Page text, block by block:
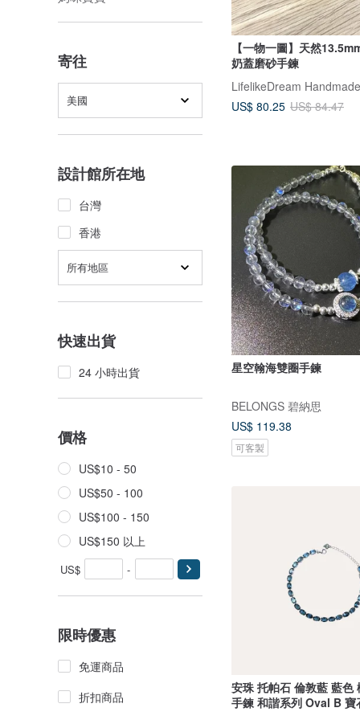
寄往
美國
設計館所在地
台灣
香港
所有地區
快速出貨
24 小時出貨
價格
US$10 - 50
US$50 - 100
US$100 - 150
US$150 以上
US$ -
限時優惠
免運商品
折扣商品
【一物一圖】天然
奶蓋磨砂手鍊
LifelikeDream Handmade
US$ 80.25 US$ 84.47
星空翰海雙圈手鍊
BELONGS 碧納思
US$ 119.38
可客製
安珠 托帕石 倫敦藍 藍色
手鍊 和諧系列 Oval B 寶